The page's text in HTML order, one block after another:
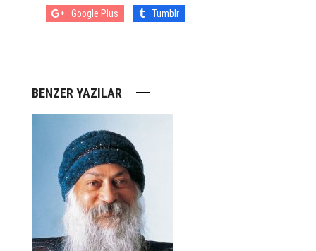
Google Plus Tumblr
BENZER YAZILAR